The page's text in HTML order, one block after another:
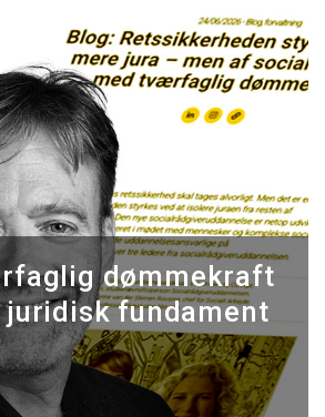
dømmekraft
fundament